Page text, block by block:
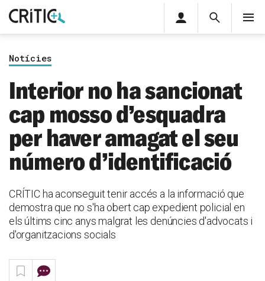
Cerca
privada
Inicia sessió
Notícies
Interior no ha sancionat
cap mosso d’esquadra
per haver amagat el seu
número d’identificació
CRÍTIC ha aconseguit tenir accés a la informació que
demostra que no s'ha obert cap expedient policial en
els últims cinc anys malgrat les denúncies d'advocats i
d'organitzacions socials